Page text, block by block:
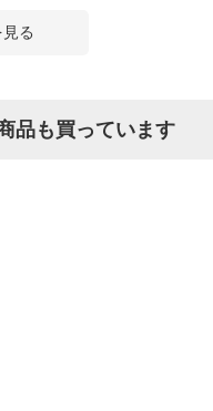
る
品も買っています